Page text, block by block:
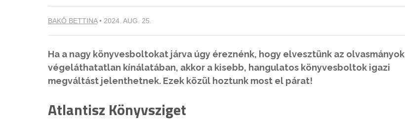
BAKÓ BETTINA• 2024. AUG. 25.
Ha a nagy könyvesboltokat járva úgy éreznénk, hogy elvesztünk az olvasmányok
végeláthatatlan kínálatában, akkor a kisebb, hangulatos könyvesboltok igazi
megváltást jelenthetnek. Ezek közül hoztunk most el párat!
Atlantisz Könyvsziget